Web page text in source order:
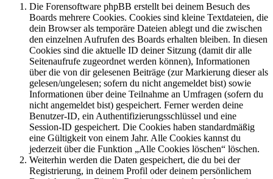
Die Forensoftware phpBB erstellt bei deinem Besuch des
Boards mehrere Cookies. Cookies sind kleine Textdateien, die
dein Browser als temporäre Dateien ablegt und die zwischen
den einzelnen Aufrufen des Boards erhalten bleiben. In diesen
Cookies sind die aktuelle ID deiner Sitzung (damit dir alle
Seitenaufrufe zugeordnet werden können), Informationen
über die von dir gelesenen Beiträge (zur Markierung dieser als
gelesen/ungelesen; sofern du nicht angemeldet bist) sowie
Informationen über deine Teilnahme an Umfragen (sofern du
nicht angemeldet bist) gespeichert. Ferner werden deine
Benutzer-ID, ein Authentifizierungsschlüssel und eine
Session-ID gespeichert. Die Cookies haben standardmäßig
eine Gültigkeit von einem Jahr. Alle Cookies kannst du
jederzeit über die Funktion „Alle Cookies löschen“ löschen.
Weiterhin werden die Daten gespeichert, die du bei der
Registrierung, in deinem Profil oder deinem persönlichem